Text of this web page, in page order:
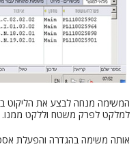
המשימה מנחה לבצע את הליקוט
למלקט לפרק משטח וללקט ממנו.
אותה משימה בהגדרה והפעלת